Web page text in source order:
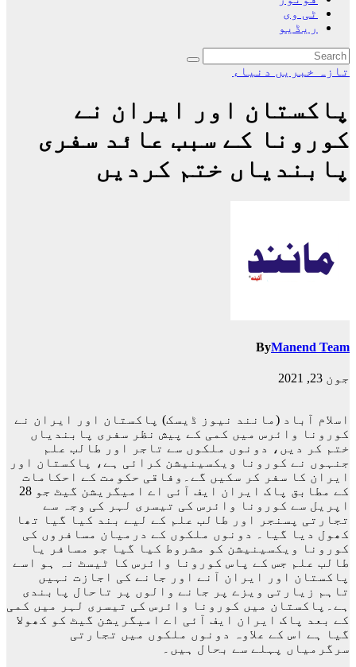
ٹی وی
ریڈیو
تازہ خبریں دنیاء
پاکستان اور ایران نے
کورونا کے سبب عائد سفری
پابندیاں ختم کردیں
ByManend Team
جون 23, 2021
اسلام آباد (مانند نیوز ڈیسک) پاکستان اور ایران نے
کورونا وائرس میں کمی کے پیش نظر سفری پابندیاں
ختم کر دیں، دونوں ملکوں سے تاجر اور طالب علم
جنہوں نے کورونا ویکسینیشن کرائی ہے، پاکستان اور
ایران کا سفر کر سکیں گے۔وفاقی حکومت کے احکامات
کے مطابق پاک ایران ایف آئی اے امیگریشن گیٹ جو 28
اپریل سے کورونا وائرس کی تیسری لہر کی وجہ سے
تجارتی پسنجر اور طالب علم کے لیے بند کیا گیا تھا
کھول دیا گیا۔ دونوں ملکوں کے درمیان مسافروں کی
کورونا ویکسینیشن کو مشروط کیا گیا جو مسافر یا
طالب علم جس کے پاس کورونا وائرس کا ٹیسٹ نہ ہو اسے
پاکستان اور ایران آنے اور جانے کی اجازت نہیں
تاہم زیارتی ویزے پر جانے والوں پر تاحال پابندی
ہے۔پاکستان میں کورونا وائرس کی تیسری لہر میں کمی
کے بعد پاک ایران ایف آئی اے امیگریشن گیٹ کو کھولا
گیا ہے اس کے علاوہ دونوں ملکوں میں تجارتی
سرگرمیاں پہلے سے بحال ہیں۔